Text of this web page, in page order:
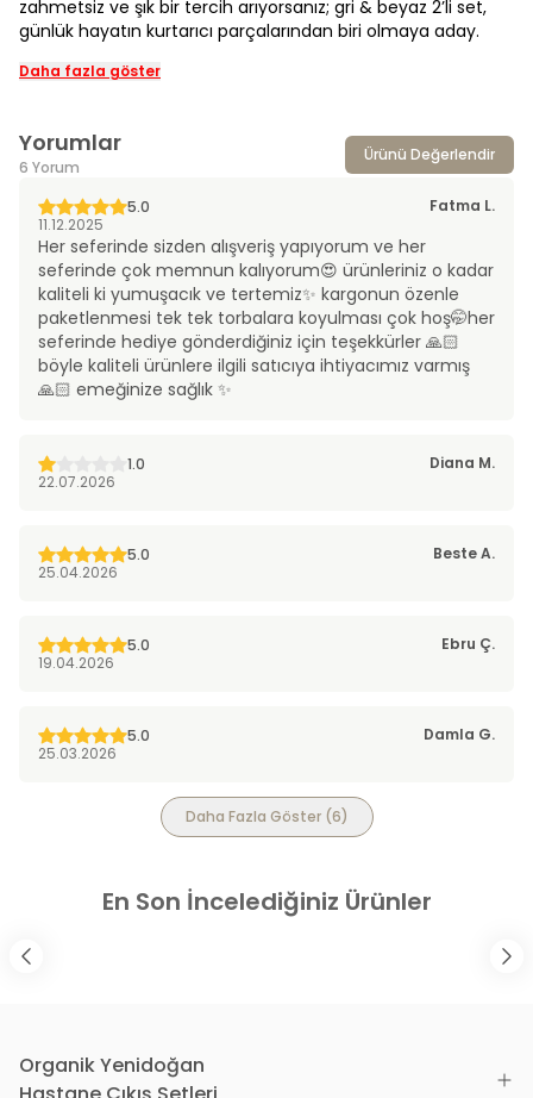
zahmetsiz ve şık bir tercih arıyorsanız; gri & beyaz 2’li set,
günlük hayatın kurtarıcı parçalarından biri olmaya aday.
Daha fazla göster
Yorumlar
6 Yorum
Ürünü Değerlendir
5.0 Fatma L.
11.12.2025
Her seferinde sizden alışveriş yapıyorum ve her
seferinde çok memnun kalıyorum😍 ürünleriniz o kadar
kaliteli ki yumuşacık ve tertemiz✨ kargonun özenle
paketlenmesi tek tek torbalara koyulması çok hoş🤭her
seferinde hediye gönderdiğiniz için teşekkürler 🙏🏻
böyle kaliteli ürünlere ilgili satıcıya ihtiyacımız varmış
🙏🏻 emeğinize sağlık ✨
1.0 Diana M.
22.07.2026
5.0 BesteA.
25.04.2026
5.0 Ebru Ç.
19.04.2026
5.0 Damla G.
25.03.2026
Daha Fazla Göster(6)
En Son İncelediğiniz Ürünler
Organik Yenidoğan